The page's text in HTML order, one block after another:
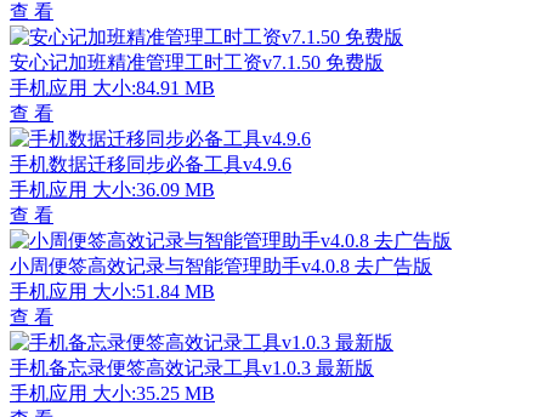
查 看
安心记加班精准管理工时工资v7.1.50 免费版
手机应用 大小:84.91 MB
查 看
手机数据迁移同步必备工具v4.9.6
手机应用 大小:36.09 MB
查 看
小周便签高效记录与智能管理助手v4.0.8 去广告版
手机应用 大小:51.84 MB
查 看
手机备忘录便签高效记录工具v1.0.3 最新版
手机应用 大小:35.25 MB